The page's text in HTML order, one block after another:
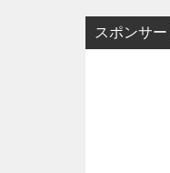
スポンサー